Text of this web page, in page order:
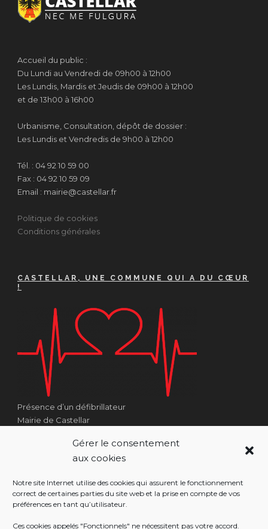
Gérer le consentement
aux cookies
Notre site Internet utilise des cookies qui assurent le fonctionnement
correct de certaines parties du site web et la prise en compte de vos
préférences en tant qu’utilisateur.
Ces cookies appelés "Fonctionnels" ne nécessitent pas votre accord.
Accueil du public :
Du Lundi au Vendredi de 09h00 à 12h00
Les Lundis, Mardis et Jeudis de 09h00 à 12h00
et de 13h00 à 16h00
Urbanisme, Consultation, dépôt de dossier :
Les Lundis et Vendredis de 9h00 à 12h00
Tél. : 04 92 10 59 00
Fax : 04 92 10 59 09
Email : mairie@castellar.fr
Politique de cookies
Conditions générales
CASTELLAR, UNE COMMUNE QUI A DU CŒUR
!
Présence d’un défibrillateur
Mairie de Castellar
Côté Escalier Rue Sarrail
06500 Castellar
RÉALISATION